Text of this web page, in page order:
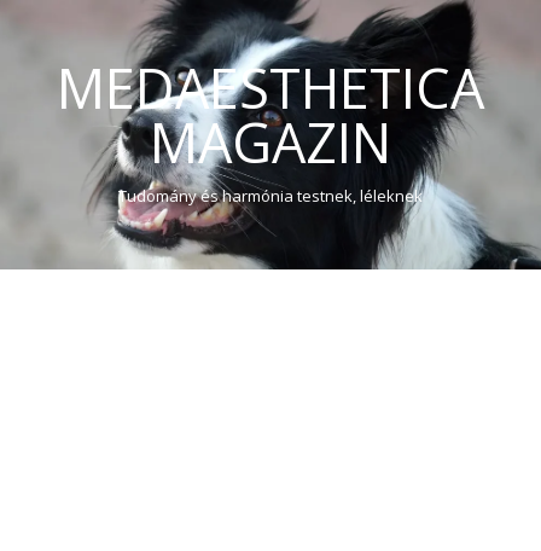
MEDAESTHETICA
MAGAZIN
Tudomány és harmónia testnek, léleknek